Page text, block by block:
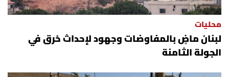
محليات
لبنان ماضٍ بالمفاوضات وجهود لإحداث خرق في
الجولة الثامنة